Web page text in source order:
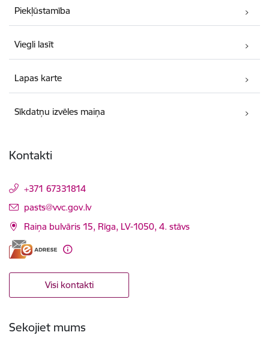
Piekļūstamība
Viegli lasīt
Lapas karte
Sīkdatņu izvēles maiņa
Kontakti
+371 67331814
E-pasts:
pasts@vvc.gov.lv
Raiņa bulvāris 15, Rīga, LV-1050, 4. stāvs
Visi kontakti
Sekojiet mums